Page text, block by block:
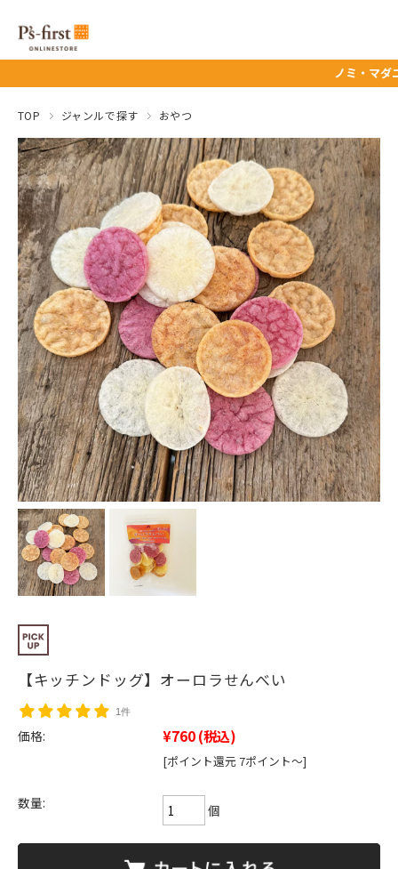
ノミ・マダニ予
TOP ジャンルで探す おやつ
【キッチンドッグ】オーロラせんべい
1件
価格: ¥760(税込)
[ポイント還元 7ポイント～]
数量: 個